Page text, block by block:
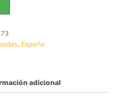
, España
adicional